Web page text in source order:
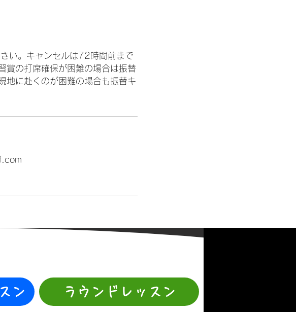
い。キャンセルは72時間前まで
賞の打席確保が困難の場合は振替
地に赴くのが困難の場合も振替キ
ン ラウンドレッスン